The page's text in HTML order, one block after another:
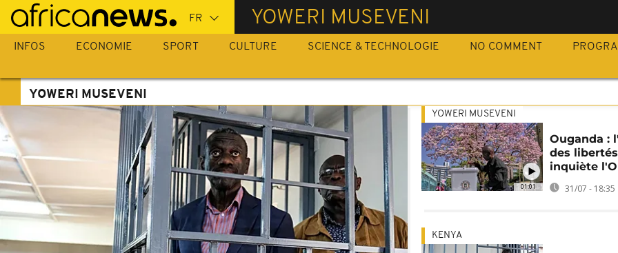
Passer
au
contenu
YOWERI MUSEVENI
INFOS ECONOMIE SPORT CULTURE SCIENCE & TECHNOLOGIE NO COMMENT
YOWERI MUSEVENI
01:01
YOWERI MUSEVENI
Ouganda :
des
inquiète
31/07 - 18:35
KENYA